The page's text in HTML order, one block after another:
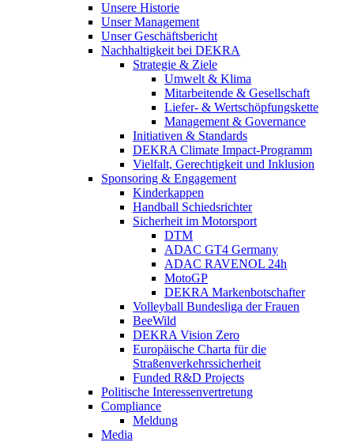
Unsere Historie
Unser Management
Unser Geschäftsbericht
Nachhaltigkeit bei DEKRA
Strategie & Ziele
Umwelt & Klima
Mitarbeitende & Gesellschaft
Liefer- & Wertschöpfungskette
Management & Governance
Initiativen & Standards
DEKRA Climate Impact-Programm
Vielfalt, Gerechtigkeit und Inklusion​
Sponsoring & Engagement
Kinderkappen
Handball Schiedsrichter
Sicherheit im Motorsport
DTM
ADAC GT4 Germany
ADAC RAVENOL 24h
MotoGP
DEKRA Markenbotschafter
Volleyball Bundesliga der Frauen
BeeWild
DEKRA Vision Zero
Europäische Charta für die
Straßenverkehrssicherheit
Funded R&D Projects
Politische Interessenvertretung
Compliance
Meldung
Media